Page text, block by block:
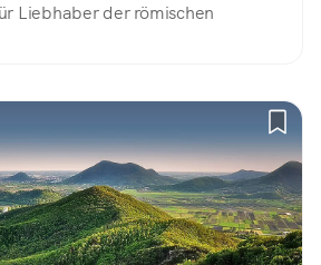
Liebhaber der römischen